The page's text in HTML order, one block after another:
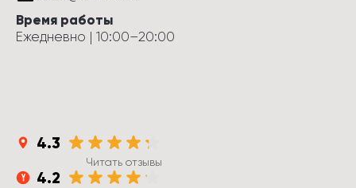
Время работы
Ежедневно | 10:00–20:00
4.3
Читать отзывы
4.2